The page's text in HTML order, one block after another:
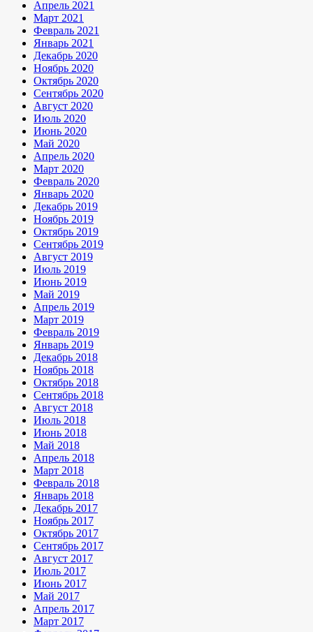
Апрель 2021
Март 2021
Февраль 2021
Январь 2021
Декабрь 2020
Ноябрь 2020
Октябрь 2020
Сентябрь 2020
Август 2020
Июль 2020
Июнь 2020
Май 2020
Апрель 2020
Март 2020
Февраль 2020
Январь 2020
Декабрь 2019
Ноябрь 2019
Октябрь 2019
Сентябрь 2019
Август 2019
Июль 2019
Июнь 2019
Май 2019
Апрель 2019
Март 2019
Февраль 2019
Январь 2019
Декабрь 2018
Ноябрь 2018
Октябрь 2018
Сентябрь 2018
Август 2018
Июль 2018
Июнь 2018
Май 2018
Апрель 2018
Март 2018
Февраль 2018
Январь 2018
Декабрь 2017
Ноябрь 2017
Октябрь 2017
Сентябрь 2017
Август 2017
Июль 2017
Июнь 2017
Май 2017
Апрель 2017
Март 2017